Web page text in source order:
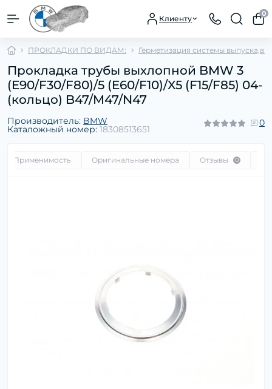
Клиенту
0
ПРОКЛАДКИ ПО ВИДАМ: Герметизация системы
Прокладка трубы выхлопной BMW 3
(E90/F30/F80)/5 (E60/F10)/X5 (F15/F85) 04-
(кольцо) B47/M47/N47
Производитель: BMW
Каталожный номер: 18308513651
0
Применимость Оригинальные номера Отзывы 0